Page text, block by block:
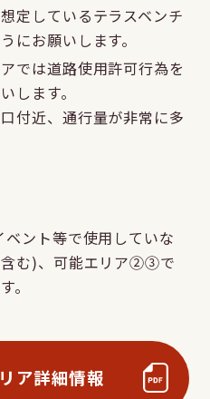
定しているテラスベンチ
にお願いします。
では道路使用許可行為を
します。
付近、通行量が非常に多
ント等で使用していな
含む)、可能エリア②③で
。
ア詳細情報